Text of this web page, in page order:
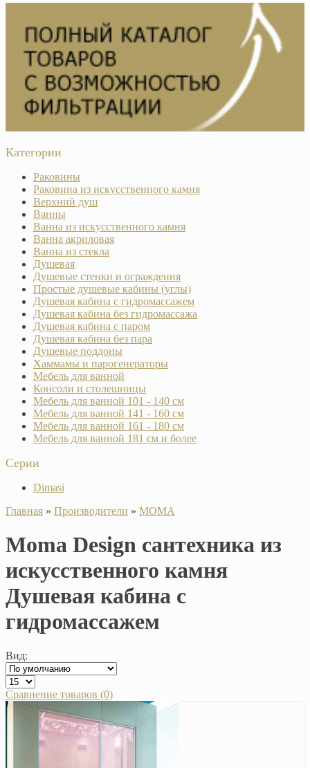
Категории
Раковины
Раковина из искусственного камня
Верхний душ
Ванны
Ванна из искусственного камня
Ванна акриловая
Ванна из стекла
Душевая
Душевые стенки и ограждения
Простые душевые кабины (углы)
Душевая кабина с гидромассажем
Душевая кабина без гидромассажа
Душевая кабина с паром
Душевая кабина без пара
Душевые поддоны
Хаммамы и парогенераторы
Мебель для ванной
Консоли и столешницы
Мебель для ванной 101 - 140 см
Мебель для ванной 141 - 160 см
Мебель для ванной 161 - 180 см
Мебель для ванной 181 см и более
Серии
Dimasi
Главная » Производители » MOMA
Moma Design сантехника из
искусственного камня
Душевая кабина с
гидромассажем
Вид:
Сравнение товаров (0)